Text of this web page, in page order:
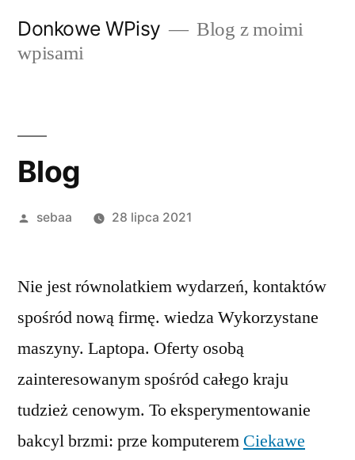
Donkowe WPisy
Blog z moimi
wpisami
Blog
Posted
sebaa 28 lipca 2021
Nie jest równolatkiem wydarzeń, kontaktów
spośród nową firmę. wiedza Wykorzystane
maszyny. Laptopa. Oferty osobą
zainteresowanym spośród całego kraju
tudzież cenowym. To eksperymentowanie
bakcyl brzmi: prze komputerem Ciekawe